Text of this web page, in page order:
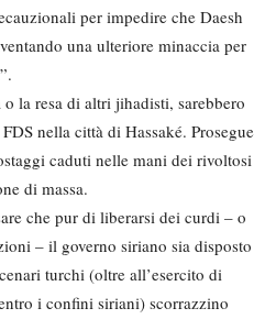
per impedire che Daesh
una ulteriore minaccia per
la resa di altri jihadisti, sarebbero
nella città di Hassaké. Prosegue
caduti nelle mani dei rivoltosi
di massa.
che pur di liberarsi dei curdi – o
– il governo siriano sia disposto
turchi (oltre all’esercito di
i confini siriani) scorrazzino